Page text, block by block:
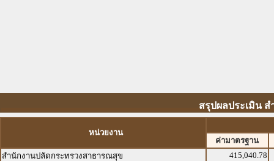
สรุปผลประเมิน
หน่วยงาน
ค่ามาตรฐาน
สำนักงานปลัดกระทรวงสาธารณสุข
415,040.78